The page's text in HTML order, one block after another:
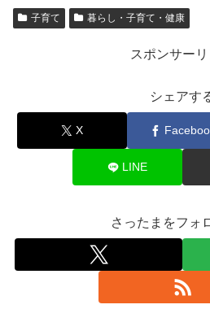
子育て 暮らし・子育て・健康
スポンサーリ
シェアす
X
LINE
さったまをフォ